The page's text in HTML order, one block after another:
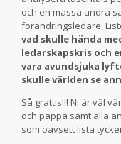
och en massa andra
förändringsledare.
vad skulle hända
ledarskapskris och
vara avundsjuka
skulle världen se
Så grattis!!! Ni är väl
och pappa samt alla
som oavsett lista